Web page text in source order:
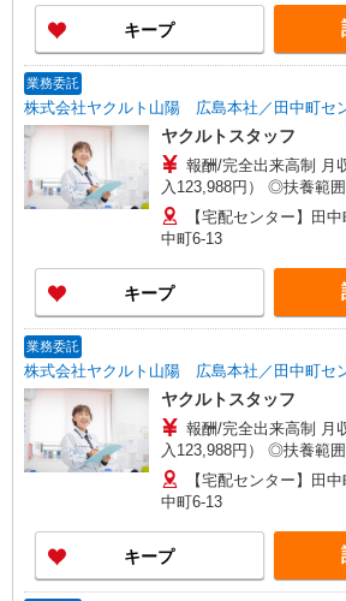
00 月収約8万円 ◆研修制
てでも安心！※収入補償：
週5日間勤務時） 収入保
キープ
業務委託
株式会社ヤクルト山陽 広島本社／田中町セ
ヤクルトスタッフ
報酬/完全出来高制 月
入123,988円） ◎扶養範囲内OK◎扶養範囲を超え
る高収入も応相談 ◆働き
勤務例≫ ※勤務地で異な
15：00 月収約10万円 ［
00 月収約8万円 ◆研修制
てでも安心！※収入補償：
週5日間勤務時） 収入保
【宅配センター】田
中町6-13
キープ
業務委託
株式会社ヤクルト山陽 広島本社／田中町セ
ヤクルトスタッフ
報酬/完全出来高制 月
入123,988円） ◎扶養範囲内OK◎扶養範囲を超え
る高収入も応相談 ◆働き
勤務例≫ ※勤務地で異な
15：00 月収約10万円 ［
00 月収約8万円 ◆研修制
てでも安心！※収入補償：
週5日間勤務時） 収入保
【宅配センター】田
中町6-13
キープ